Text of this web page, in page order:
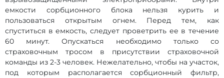
емкости сорбционного блока нельзя курить и
пользоваться открытым огнем. Перед тем, как
спуститься в емкость, следует проветрить ее в течение
60 минут. Опускаться необходимо только со
страховочным тросом в присутствии страховочной
команды из 2-3 человек. Нежелательно, чтобы на участок,
под которым располагается сорбционный фильтр,